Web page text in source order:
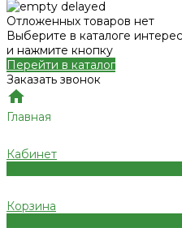
Отложенных товаров нет
Выберите в каталоге
и нажмите кнопку
Перейти в каталог
Заказать звонок
Главная
Кабинет
Корзина